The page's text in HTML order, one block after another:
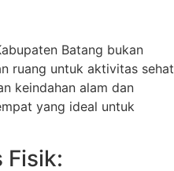
Batang bukan
ruang untuk aktivitas sehat
keindahan alam dan
yang ideal untuk
Fisik: